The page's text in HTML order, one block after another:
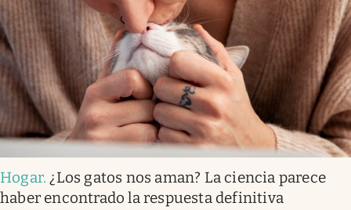
Hogar. ¿Los gatos nos aman? La ciencia parece
haber encontrado la respuesta definitiva